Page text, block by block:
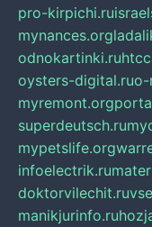
pro-kirpichi.ru
mynances.org
odnokartinki.ru
oysters-digital.ruo-
myremont.org
superdeutsch.ru
mypetslife.org
infoelectrik.ru
doktorvilechit.ru
manikjurinfo.ru